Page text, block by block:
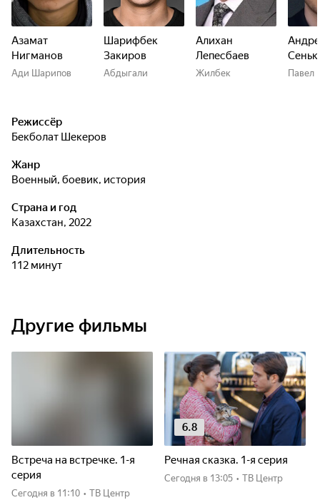
Азамат
Нигманов
Ади Шарипов
Шарифбек
Закиров
Абдыгали
Алихан
Лепесбаев
Жилбек Павел
Режиссёр
Бекболат Шекеров
Жанр
военный, боевик, история
Страна и год
Казахстан, 2022
Длительность
112 минут
Другие фильмы
Встреча на встречке. 1-я
серия
Сегодня в 11:10 • ТВ Центр
6.8
Речная сказка. 1-я серия
Сегодня в 13:05 • ТВ Центр